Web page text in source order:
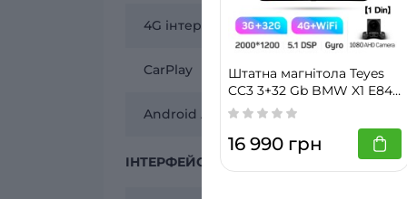
4G інтернет
CarPlay
Android Auto
ІНТЕРФЕЙСИ
Штатна магнітола Teyes
CC3 3+32 Gb BMW X1 E84
2009 - 2012 10" 2k
16 990 грн